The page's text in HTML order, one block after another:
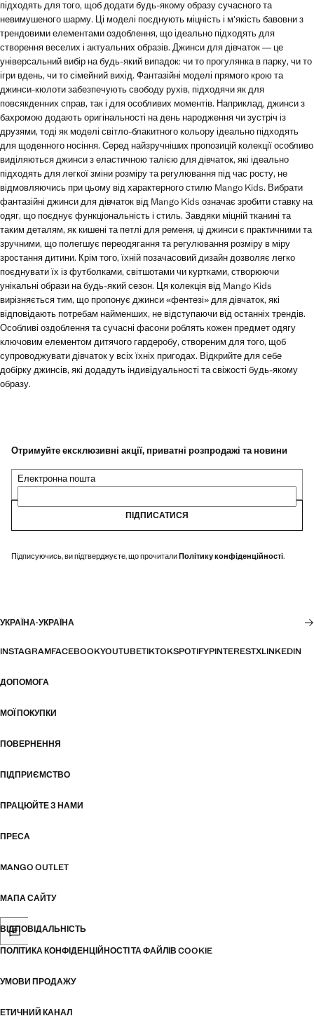
підходять для того, щоб додати будь-якому образу сучасного та
невимушеного шарму. Ці моделі поєднують міцність і м’якість бавовни з
трендовими елементами оздоблення, що ідеально підходять для
створення веселих і актуальних образів. Джинси для дівчаток — це
універсальний вибір на будь-який випадок: чи то прогулянка в парку, чи то
ігри вдень, чи то сімейний вихід. Фантазійні моделі прямого крою та
джинси-кюлоти забезпечують свободу рухів, підходячи як для
повсякденних справ, так і для особливих моментів. Наприклад, джинси з
бахромою додають оригінальності на день народження чи зустріч із
друзями, тоді як моделі світло-блакитного кольору ідеально підходять
для щоденного носіння. Серед найзручніших пропозицій колекції особливо
виділяються джинси з еластичною талією для дівчаток, які ідеально
підходять для легкої зміни розміру та регулювання під час росту, не
відмовляючись при цьому від характерного стилю Mango Kids. Вибрати
фантазійні джинси для дівчаток від Mango Kids означає зробити ставку на
одяг, що поєднує функціональність і стиль. Завдяки міцній тканині та
таким деталям, як кишені та петлі для ременя, ці джинси є практичними та
зручними, що полегшує переодягання та регулювання розміру в міру
зростання дитини. Крім того, їхній позачасовий дизайн дозволяє легко
поєднувати їх із футболками, світшотами чи куртками, створюючи
унікальні образи на будь-який сезон. Ця колекція від Mango Kids
вирізняється тим, що пропонує джинси «фентезі» для дівчаток, які
відповідають потребам найменших, не відступаючи від останніх трендів.
Особливі оздоблення та сучасні фасони роблять кожен предмет одягу
ключовим елементом дитячого гардеробу, створеним для того, щоб
супроводжувати дівчаток у всіх їхніх пригодах. Відкрийте для себе
добірку джинсів, які додадуть індивідуальності та свіжості будь-якому
образу.
Отримуйте ексклюзивні акції, приватні розпродажі та новини
Електронна пошта
ПІДПИСАТИСЯ
Підписуючись, ви підтверджуєте, що прочиталиПолітику конфіденційності.
УКРАЇНА·УКРАЇНА
INSTAGRAMFACEBOOKYOUTUBETIKTOKSPOTIFYPINTERESTXLINKEDIN
ДОПОМОГА
МОЇ ПОКУПКИ
ПОВЕРНЕННЯ
ПІДПРИЄМСТВО
ПРАЦЮЙТЕ З НАМИ
ПРЕСА
MANGO OUTLET
МАПА САЙТУ
ВІДПОВІДАЛЬНІСТЬ
ПОЛІТИКА КОНФІДЕНЦІЙНОСТІ ТА ФАЙЛІВ COOKIE
УМОВИ ПРОДАЖУ
ЕТИЧНИЙ КАНАЛ